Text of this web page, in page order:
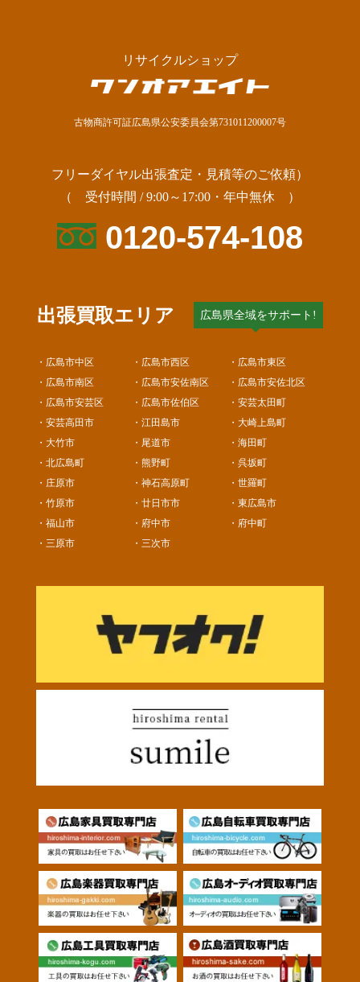
リサイクルショップ
古物商許可証広島県公安委員会第731011200007号
フリーダイヤル出張査定・見積等のご依頼）
（ 受付時間 / 9:00～17:00・年中無休 ）
0120-574-108
出張買取エリア 広島県全域をサポート!
・広島市中区 ・広島市西区
・広島市東区
・広島市南区
・広島市安佐南区
・広島市安佐北区
・広島市安芸区
・広島市佐伯区
・安芸太田町
・安芸高田市
・江田島市
・大崎上島町
・大竹市
・尾道市
・海田町
・北広島町
・熊野町
・呉坂町
・庄原市
・神石高原町
・世羅町
・竹原市
・廿日市市
・東広島市
・福山市
・府中市
・府中町
・三原市
・三次市